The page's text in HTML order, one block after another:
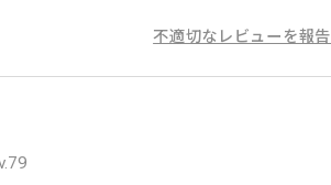
不適切なレビューを報告